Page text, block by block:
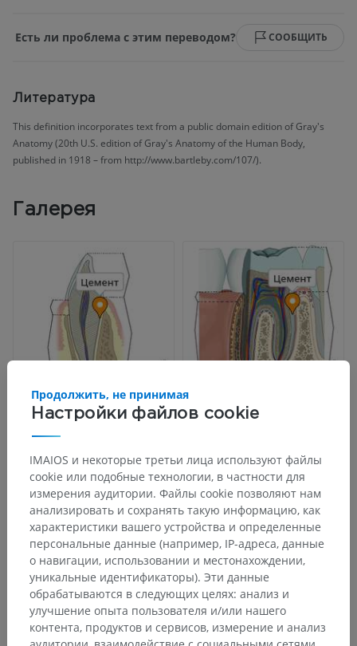
Есть ли проблема с этим переводом? СООБЩИТЬ
Литература
This definition incorporates text from a public domain edition of Gray's
Anatomy (20th U.S. edition of Gray's Anatomy of the Human Body,
published in 1918 – from http://www.bartleby.com/107/).
Галерея
Настройки файлов cookie
Продолжить, не принимая
IMAIOS и некоторые третьи лица используют файлы
cookie или подобные технологии, в частности для
измерения аудитории. Файлы cookie позволяют нам
анализировать и сохранять такую информацию, как
характеристики вашего устройства и определенные
персональные данные (например, IP-адреса, данные
о навигации, использовании и местонахождении,
уникальные идентификаторы). Эти данные
обрабатываются в следующих целях: анализ и
улучшение опыта пользователя и/или нашего
контента, продуктов и сервисов, измерение и анализ